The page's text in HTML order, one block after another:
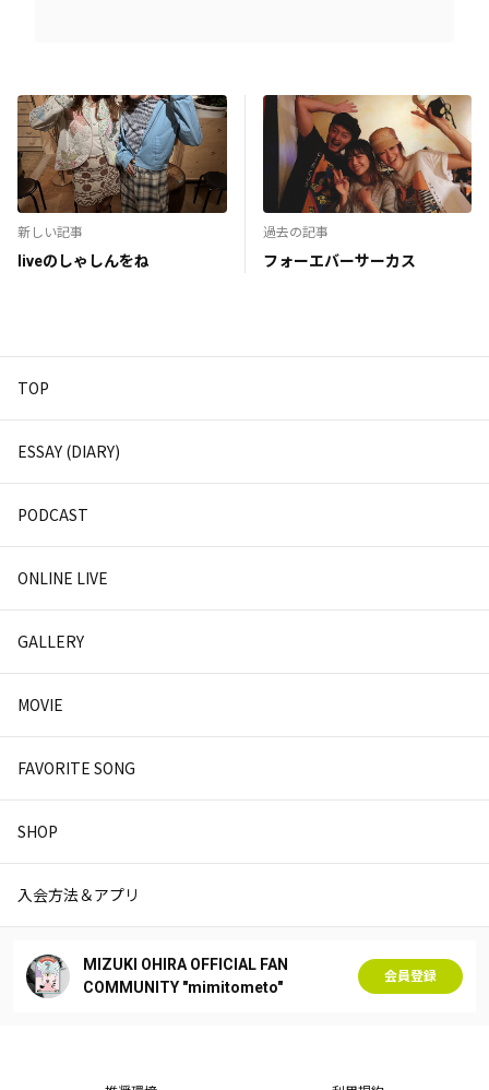
新しい記事
liveのしゃしんをね
過去の記事
フォーエバーサーカス
TOP
ESSAY (DIARY)
PODCAST
ONLINE LIVE
GALLERY
MOVIE
FAVORITE SONG
SHOP
入会方法＆アプリ
MIZUKI OHIRA OFFICIAL FAN
COMMUNITY "mimitometo"
会員登録